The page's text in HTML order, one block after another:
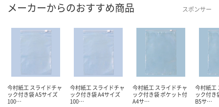
メーカーからのおすすめ商品 スポンサー
今村紙工 スライドチャ
ック付き袋 A5サイズ
100…
今村紙工 スライドチャ
ック付き袋 A4サイズ
100…
今村紙工 スライドチャ
ック付き袋 ポケット付
A4サ…
今村紙工
ック付き
B5サ…